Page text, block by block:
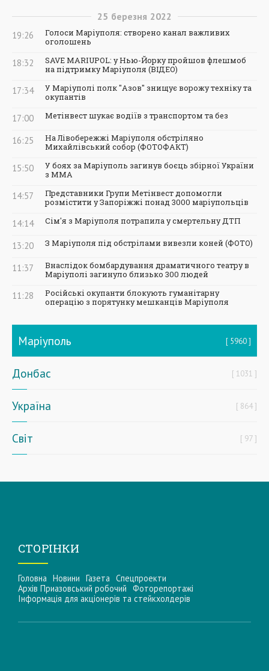
25 березня 2022
19:26
Голоси Маріуполя: створено канал важливих
оголошень
18:32
SAVE MARIUPOL: у Нью-Йорку пройшов флешмоб
на підтримку Маріуполя (ВІДЕО)
17:34
У Маріуполі полк "Азов" знищує ворожу техніку та
окупантів
17:00 Метінвест шукає водіїв з транспортом та без
16:25
На Лівобережжі Маріуполя обстріляно
Михайлівський собор (ФОТОФАКТ)
15:50
У боях за Маріуполь загинув боєць збірної України
з ММА
14:57
Представники Групи Метінвест допомогли
розмістити у Запоріжжі понад 3000 маріупольців
14:14 Сім'я з Маріуполя потрапила у смертельну ДТП
13:20 З Маріуполя під обстрілами вивезли коней (ФОТО)
11:37
Внаслідок бомбардування драматичного театру в
Маріуполі загинуло близько 300 людей
11:28
Російські окупанти блокують гуманітарну
операцію з порятунку мешканців Маріуполя
Маріуполь 5960
Донбас 1031
Україна 864
Світ 97
СТОРІНКИ
Головна Новини Газета Спецпроекти
Архів Приазовський робочий Фоторепортажі
Інформацiя для акцiонерiв та стейкхолдерiв